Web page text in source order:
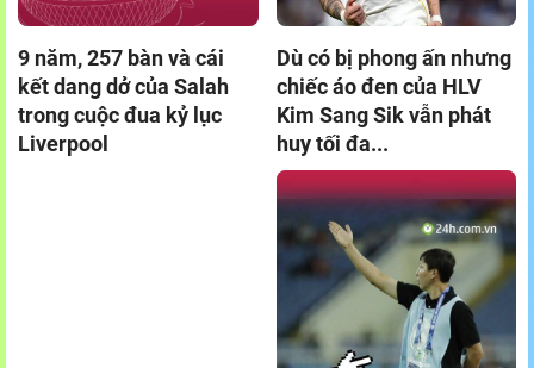
9 năm, 257 bàn và cái
kết dang dở của Salah
trong cuộc đua kỷ lục
Liverpool
Dù có bị phong ấn nhưng
chiếc áo đen của HLV
Kim Sang Sik vẫn phát
huy tối đa...